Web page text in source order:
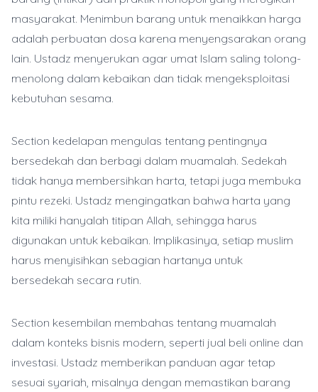
masyarakat. Menimbun barang untuk menaikkan harga
adalah perbuatan dosa karena menyengsarakan orang
lain. Ustadz menyerukan agar umat Islam saling tolong-
menolong dalam kebaikan dan tidak mengeksploitasi
kebutuhan sesama.
Section kedelapan mengulas tentang pentingnya
bersedekah dan berbagi dalam muamalah. Sedekah
tidak hanya membersihkan harta, tetapi juga membuka
pintu rezeki. Ustadz mengingatkan bahwa harta yang
kita miliki hanyalah titipan Allah, sehingga harus
digunakan untuk kebaikan. Implikasinya, setiap muslim
harus menyisihkan sebagian hartanya untuk
bersedekah secara rutin.
Section kesembilan membahas tentang muamalah
dalam konteks bisnis modern, seperti jual beli online dan
investasi. Ustadz memberikan panduan agar tetap
sesuai syariah, misalnya dengan memastikan barang